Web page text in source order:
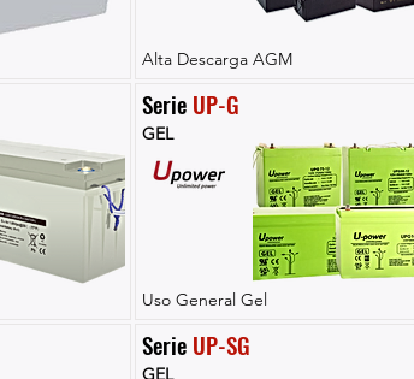
Alta Descarga AGM
Serie UP-G
GEL
Uso General Gel
Serie UP-SG
GEL